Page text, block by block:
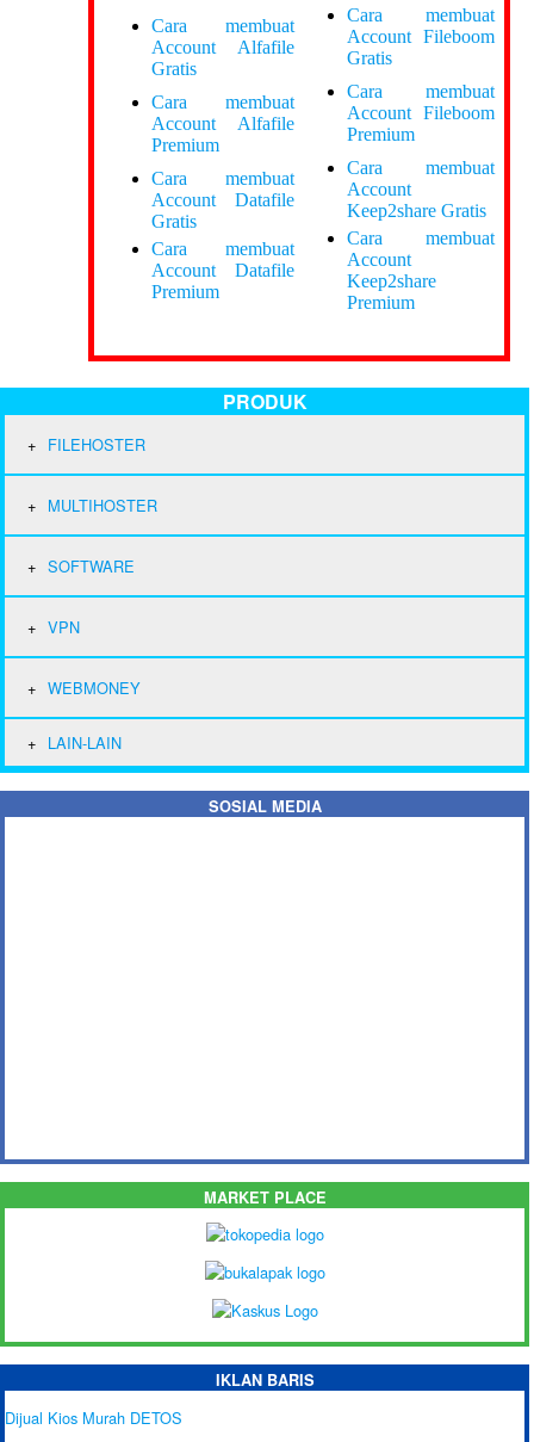
Cara membuat
Account Alfafile
Gratis
Cara membuat
Account Alfafile
Premium
Cara membuat
Account Datafile
Gratis
Cara membuat
Account Datafile
Premium
Cara membuat
Account Fileboom
Gratis
Cara membuat
Account Fileboom
Premium
Cara membuat
Account
Keep2share Gratis
Cara membuat
Account
Keep2share
Premium
PRODUK
FILEHOSTER
MULTIHOSTER
SOFTWARE
VPN
WEBMONEY
LAIN-LAIN
SOSIAL MEDIA
MARKET PLACE
IKLAN BARIS
Dijual Kios Murah DETOS